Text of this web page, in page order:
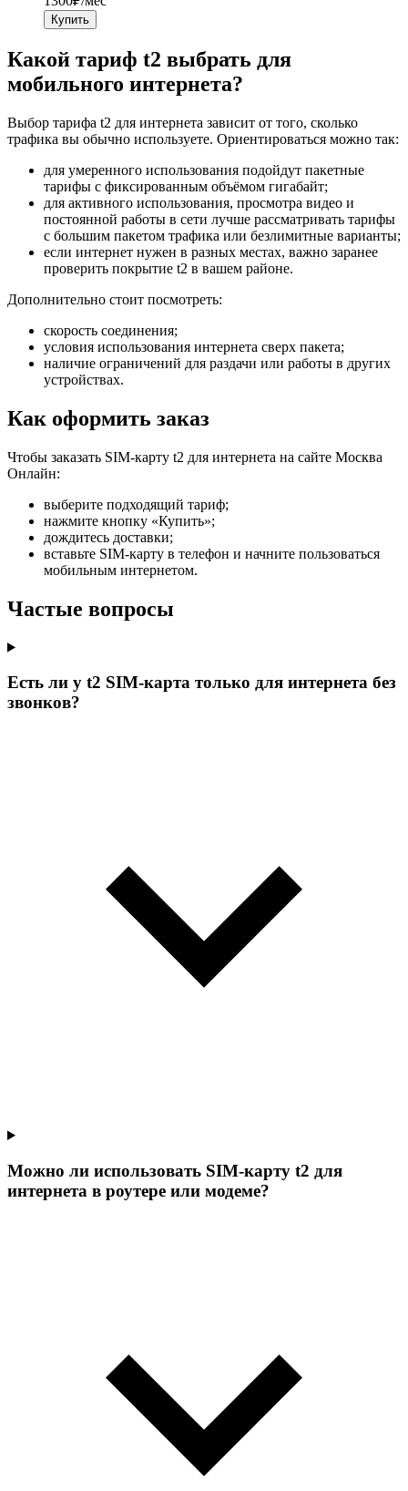
Купить
Какой тариф t2 выбрать для
мобильного интернета?
Выбор тарифа t2 для интернета зависит от того, сколько
трафика вы обычно используете. Ориентироваться можно так:
для умеренного использования подойдут пакетные
тарифы с фиксированным объёмом гигабайт;
для активного использования, просмотра видео и
постоянной работы в сети лучше рассматривать тарифы
с большим пакетом трафика или безлимитные варианты;
если интернет нужен в разных местах, важно заранее
проверить покрытие t2 в вашем районе.
Дополнительно стоит посмотреть:
скорость соединения;
условия использования интернета сверх пакета;
наличие ограничений для раздачи или работы в других
устройствах.
Как оформить заказ
Чтобы заказать SIM-карту t2 для интернета на сайте Москва
Онлайн:
выберите подходящий тариф;
нажмите кнопку «Купить»;
дождитесь доставки;
вставьте SIM-карту в телефон и начните пользоваться
мобильным интернетом.
Частые вопросы
Есть ли у t2 SIM-карта только для интернета без
звонков?
Можно ли использовать SIM-карту t2 для
интернета в роутере или модеме?